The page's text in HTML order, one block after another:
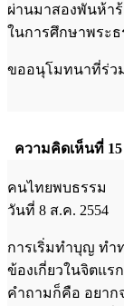
ผ่านมาสองพันห้าร้
ในการศึกษาพระธ
ขออนุโมทนาที่ร่ว
ความคิดเห็นที่ 15
คนไทยพบธรรม
วันที่ 8 ส.ค. 2554
การเริ่มทำบุญ ทำ
ข้องเกี่ยวในจิตแร
คำถามก็คือ อยาก